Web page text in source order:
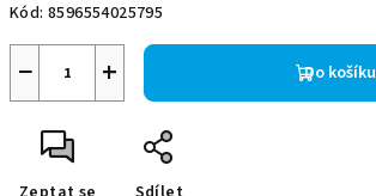
Kód: 8596554025795
+
− Do košíku